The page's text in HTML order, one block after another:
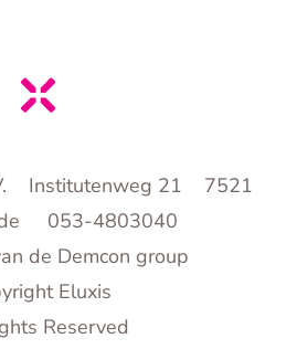
Institutenweg 21 7521
053-4803040
de Demcon group
Eluxis
Reserved